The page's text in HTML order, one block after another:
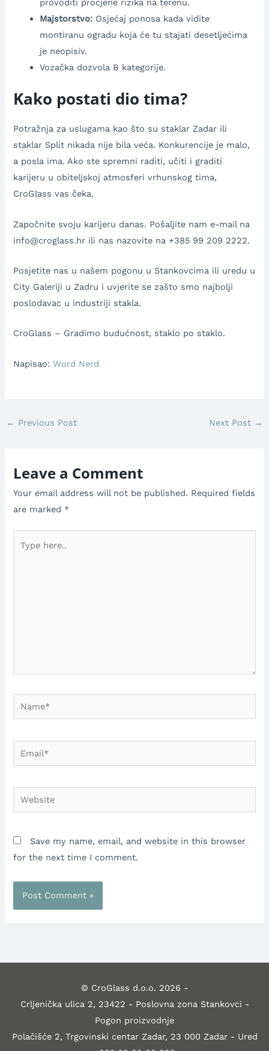
provoditi procjene rizika na terenu.
Majstorstvo: Osjećaj ponosa kada vidite
montiranu ogradu koja će tu stajati desetljećima
je neopisiv.
Vozačka dozvola B kategorije.
Kako postati dio tima?
Potražnja za uslugama kao što su staklar Zadar ili
staklar Split nikada nije bila veća. Konkurencije je malo,
a posla ima. Ako ste spremni raditi, učiti i graditi
karijeru u obiteljskoj atmosferi vrhunskog tima,
CroGlass vas čeka.
Započnite svoju karijeru danas. Pošaljite nam e-mail na
info@croglass.hr ili nas nazovite na +385 99 209 2222.
Posjetite nas u našem pogonu u Stankovcima ili uredu u
City Galeriji u Zadru i uvjerite se zašto smo najbolji
poslodavac u industriji stakla.
CroGlass – Gradimo budućnost, staklo po staklo.
Napisao:Word Nerd
← Previous Post Next Post →
Leave a Comment
Your email address will not be published. Required fields
are marked *
Name*
Email*
Website
Save my name, email, and website in this browser
for the next time I comment.
© CroGlass d.o.o. 2026 -
Crljenička ulica 2, 23422 - Poslovna zona Stankovci -
Pogon proizvodnje
Polačišće 2, Trgovinski centar Zadar, 23 000 Zadar - Ured